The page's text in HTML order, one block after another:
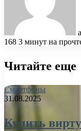
168 3 минут на
Читайте еще
Смартфоны
31.08.2025
Купить